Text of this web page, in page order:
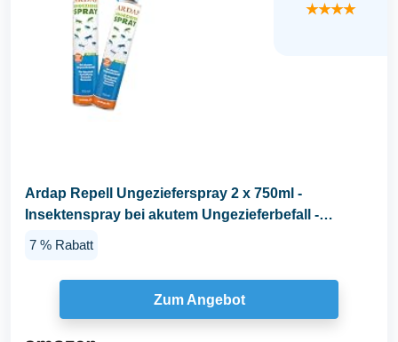
★★★★
Ardap Repell Ungezieferspray 2 x 750ml -
Insektenspray bei akutem Ungezieferbefall -
7 % Rabatt
Zum Angebot